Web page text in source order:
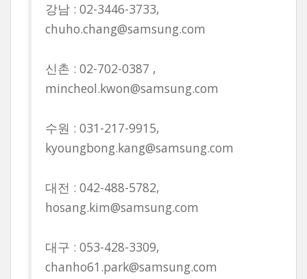
강남 : 02-3446-3733,
chuho.chang@samsung.com
신촌 : 02-702-0387 ,
mincheol.kwon@samsung.com
수원 : 031-217-9915,
kyoungbong.kang@samsung.com
대전 : 042-488-5782,
hosang.kim@samsung.com
대구 : 053-428-3309,
chanho61.park@samsung.com